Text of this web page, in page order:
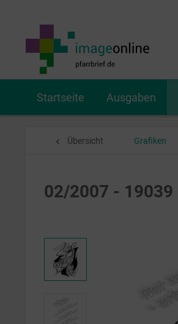
Startseite Ausgaben
Übersicht Grafiken
02/2007 - 19039